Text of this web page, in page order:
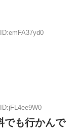
でも行かんで